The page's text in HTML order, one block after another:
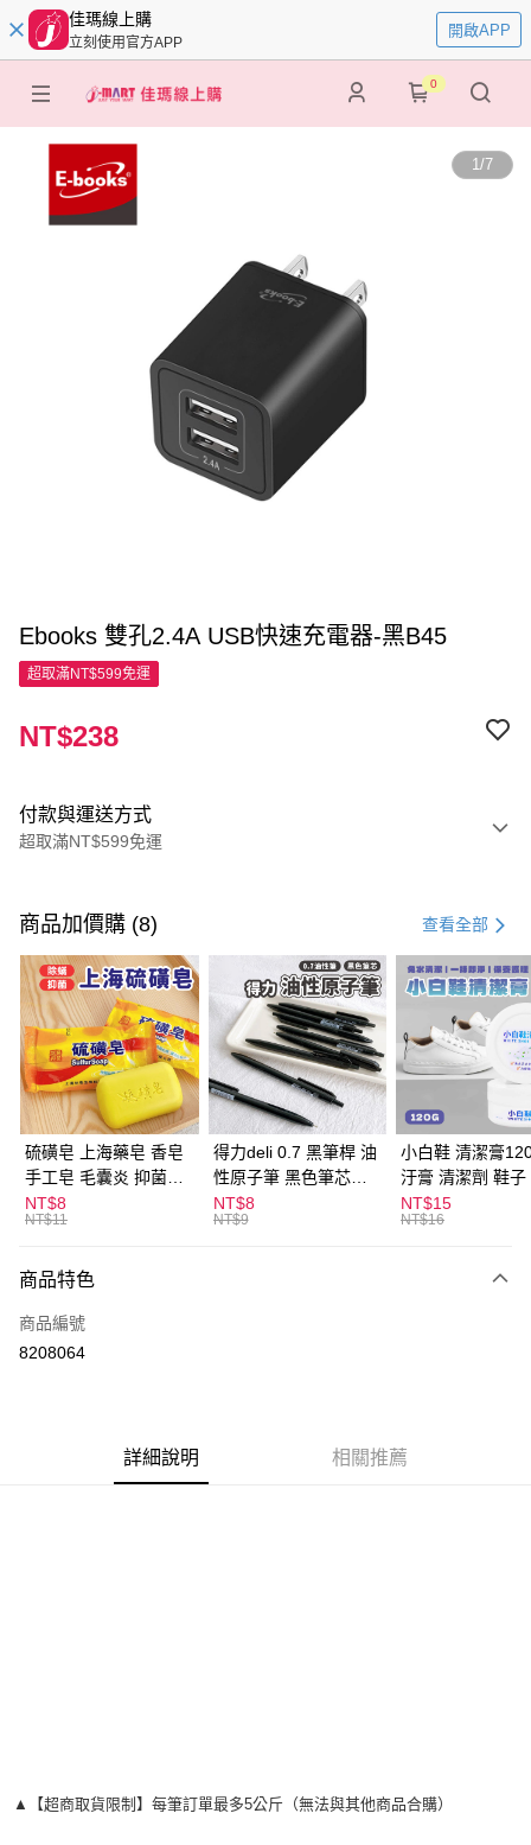
佳瑪線上購
立刻使用官方APP
開啟APP
0
1/7
Ebooks 雙孔2.4A USB快速充電器-黑B45
超取滿NT$599免運
NT$238
付款與運送方式
超取滿NT$599免運
信用卡一次付款
超商取貨付款
LINE Pay
Apple Pay
街口支付
悠遊付
ATM付款
全家取貨付款
每筆NT$60，滿NT$599(含以上)免運費
付款後全家取貨
每筆NT$60，滿NT$599(含以上)免運費
商品加價購 (8) 查看全部
硫磺皂 上海藥皂 香皂
手工皂 毛囊炎 抑菌除
蟎 清潔護膚 去油去痘
寵物皮膚病 狗狗貓咪
NT$8
NT$11
得力deli 0.7 黑筆桿 油
性原子筆 黑色筆芯
S304
NT$8
NT$9
小白鞋 清潔膏
汙膏 清潔劑 鞋子
漬 白皮鞋 鞋油
NT$15
NT$16
商品特色
商品編號
8208064
詳細說明 相關推薦
▲【超商取貨限制】每筆訂單最多5公斤（無法與其他商品合購）